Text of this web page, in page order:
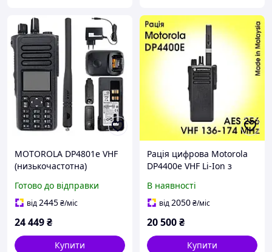
MOTOROLA DP4801e VHF
(низькочастотна)
цифрова рація
радіостанція FKP
Готово до відправки
від2445₴/міс
24 449₴
Купити
Рація цифрова Motorola
DP4400e VHF Li-Ion з
професійна армійська
В наявності
від2050₴/міс
20 500₴
Купити